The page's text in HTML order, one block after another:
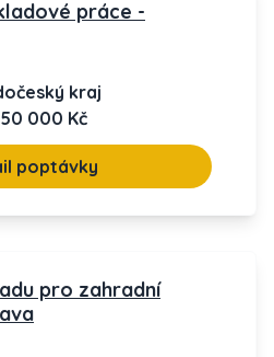
práce -
kraj
000 Kč
poptávky
pro zahradní